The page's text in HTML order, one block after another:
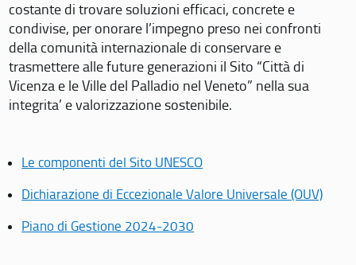
costante di trovare soluzioni efficaci, concrete e
condivise, per onorare l’impegno preso nei confronti
della comunità internazionale di conservare e
trasmettere alle future generazioni il Sito “Città di
Vicenza e le Ville del Palladio nel Veneto” nella sua
integrita’ e valorizzazione sostenibile.
Le componenti del Sito UNESCO
Dichiarazione di Eccezionale Valore Universale (OUV)
Piano di Gestione 2024-2030